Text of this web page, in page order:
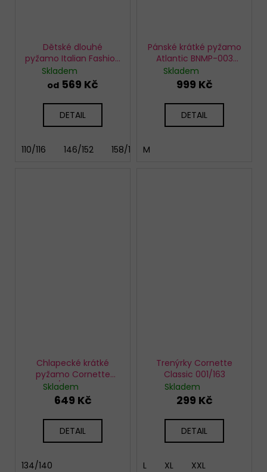
Dětské dlouhé
pyžamo Italian Fashion
Wito
Skladem
od 569 Kč
DETAIL
110/116 146/152 158/164
Pánské krátké pyžamo
Atlantic BNMP-003
modré
Skladem
999 Kč
DETAIL
M
Chlapecké krátké
pyžamo Cornette
789/121 Travel 3
Skladem
649 Kč
DETAIL
134/140
Trenýrky Cornette
Classic 001/163
Skladem
299 Kč
DETAIL
L XL XXL